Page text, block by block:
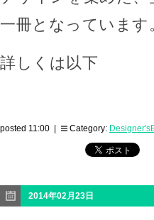
一冊となっています
詳しくは以下
posted 11:00 | Category:
2014年02月23日